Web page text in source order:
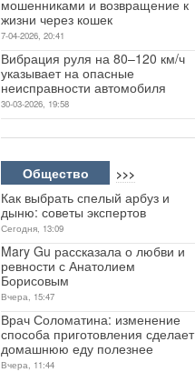
мошенниками и возвращение к
жизни через кошек
7-04-2026, 20:41
Вибрация руля на 80–120 км/ч
указывает на опасные
неисправности автомобиля
30-03-2026, 19:58
Общество >>>
Как выбрать спелый арбуз и
дыню: советы экспертов
Сегодня, 13:09
Mary Gu рассказала о любви и
ревности с Анатолием
Борисовым
Вчера, 15:47
Врач Соломатина: изменение
способа приготовления сделает
домашнюю еду полезнее
Вчера, 11:44